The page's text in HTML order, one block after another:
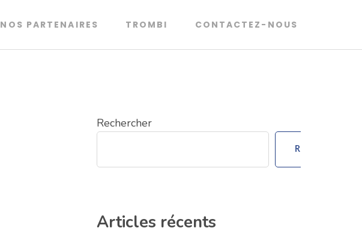
NOS PARTENAIRES TROMBI CONTACTEZ-NOUS
Rechercher
Rechercher
Articles récents